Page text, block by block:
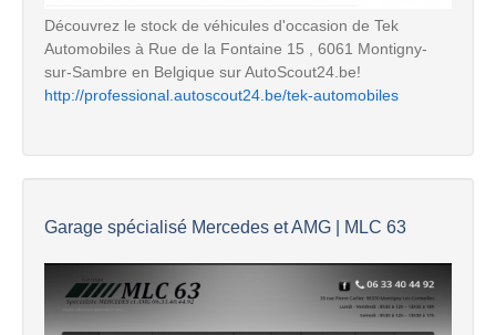
Découvrez le stock de véhicules d'occasion de Tek
Automobiles à Rue de la Fontaine 15 , 6061 Montigny-
sur-Sambre en Belgique sur AutoScout24.be!
http://professional.autoscout24.be/tek-automobiles
Garage spécialisé Mercedes et AMG | MLC 63